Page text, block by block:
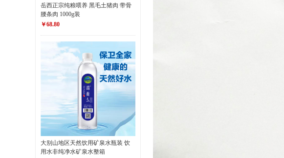
岳西正宗纯粮喂养 黑毛土猪肉 带骨
腰条肉 1000g装
￥68.80
大别山地区天然饮用矿泉水瓶装 饮
用水非纯净水矿泉水整箱